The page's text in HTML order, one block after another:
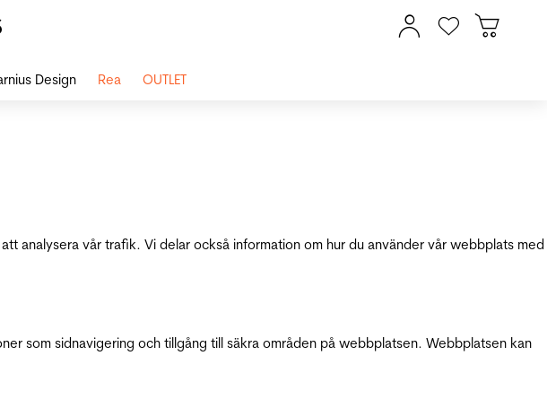
analysera vår trafik. Vi delar också information om hur du använder vår webbplats med
som sidnavigering och tillgång till säkra områden på webbplatsen. Webbplatsen kan
Design Rea OUTLET